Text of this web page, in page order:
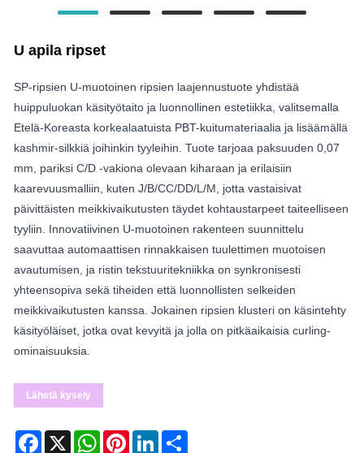
U apila ripset
SP-ripsien U-muotoinen ripsien laajennustuote yhdistää
huippuluokan käsityötaito ja luonnollinen estetiikka, valitsemalla
Etelä-Koreasta korkealaatuista PBT-kuitumateriaalia ja lisäämällä
kashmir-silkkiä joihinkin tyyleihin. Tuote tarjoaa paksuuden 0,07
mm, pariksi C/D -vakiona olevaan kiharaan ja erilaisiin
kaarevuusmalliin, kuten J/B/CC/DD/L/M, jotta vastaisivat
päivittäisten meikkivaikutusten täydet kohtaustarpeet taiteelliseen
tyyliin. Innovatiivinen U-muotoinen rakenteen suunnittelu
saavuttaa automaattisen rinnakkaisen tuulettimen muotoisen
avautumisen, ja ristin tekstuuritekniikka on synkronisesti
yhteensopiva sekä tiheiden että luonnollisten selkeiden
meikkivaikutusten kanssa. Jokainen ripsien klusteri on käsintehty
käsityöläiset, jotka ovat kevyitä ja jolla on pitkäaikaisia ​​curling-
ominaisuuksia.
Lähetä kysely
Facebook
X WhatsAppPinterestLinkedIn